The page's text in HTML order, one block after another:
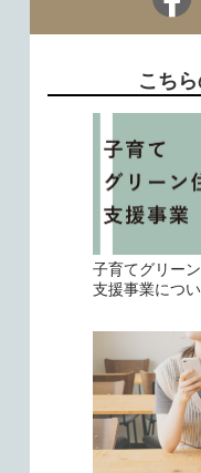
こち
子育てグリー
支援事業につ